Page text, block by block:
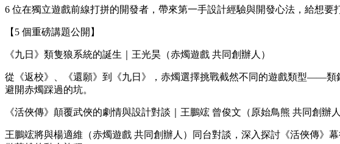
6 位在獨立遊戲前線打拼的開發者，帶來第一手設計經驗與開發心法，給想要
【5 個重磅講題公開】
《九日》類隻狼系統的誕生｜王光昊（赤燭遊戲 共同創辦人）
從《返校》、《還願》到《九日》，赤燭選擇挑戰截然不同的遊戲類型——類
避開赤燭踩過的坑。
《活俠傳》顛覆武俠的劇情與設計對談｜王鵬竤 曾俊文（原始鳥熊 共同創辦人
王鵬竤將與楊適維（赤燭遊戲 共同創辦人）同台對談，深入探討《活俠傳》